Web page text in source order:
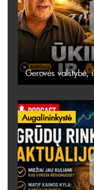
Gerovės valstybė,
Augalininkystė